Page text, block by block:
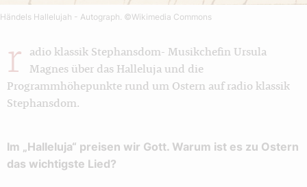
Händels Hallelujah - Autograph. ©Wikimedia Commons
r
adio klassik Stephansdom- Musikchefin Ursula
Magnes über das Halleluja und die
Programmhöhepunkte rund um Ostern auf radio klassik
Stephansdom.
Im „Halleluja“ preisen wir Gott. Warum ist es zu Ostern
das wichtigste Lied?